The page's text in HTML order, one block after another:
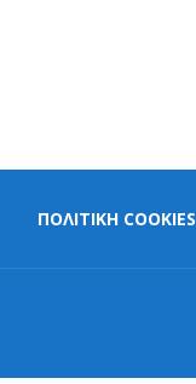
ΠΟΛΙΤΙΚΗ COOKIES